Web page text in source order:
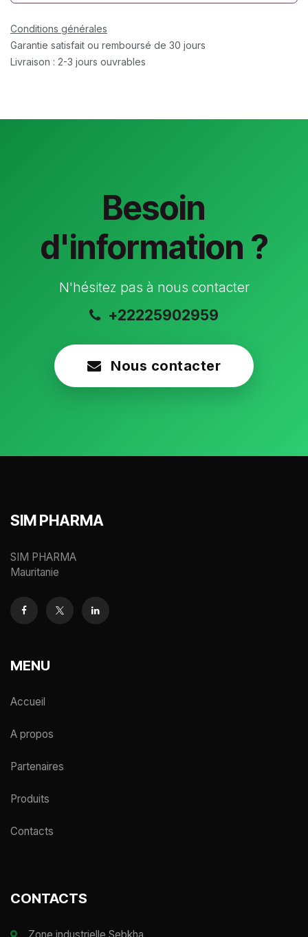
Conditions générales
Garantie satisfait ou remboursé de 30 jours
Livraison : 2-3 jours ouvrables
Besoin
d'information ?
N'hésitez pas à nous contacter
+22225902959
Nous contacter
SIM PHARMA
SIM PHARMA
Mauritanie
MENU
Accueil
A propos
Partenaires
Produits
Contacts
CONTACTS